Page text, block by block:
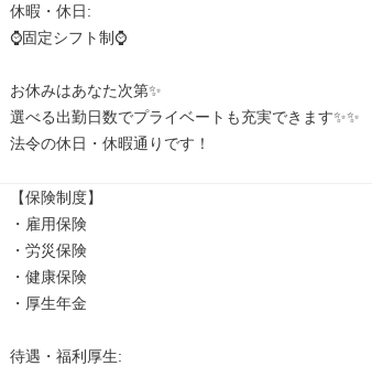
休暇・休日:
⌚️固定シフト制⌚️
お休みはあなた次第✨
選べる出勤日数でプライベートも充実できます✨✨
法令の休日・休暇通りです！
【保険制度】
・雇用保険
・労災保険
・健康保険
・厚生年金
待遇・福利厚生: